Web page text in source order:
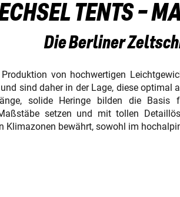
TENTS -
Die Berliner
von hochwertigen
sind daher in der Lage, diese
solide Heringe bilden die
setzen und mit tollen
bewährt, sowohl im